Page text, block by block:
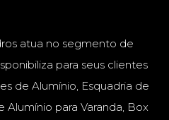
atua no segmento de
para seus clientes
de Alumínio, Esquadria de
Alumínio para Varanda, Box